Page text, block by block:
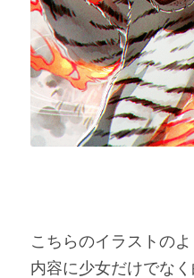
こちらのイラストの
内容に少女だけでな